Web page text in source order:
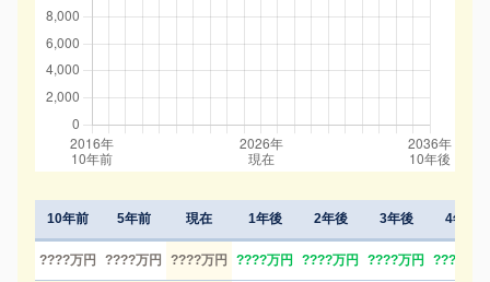
10年前 5年前 現在
????万円 ????万円 ????万円
1年後 2年後 3年後 4年後
????万円 ????万円 ????万円 ????万円